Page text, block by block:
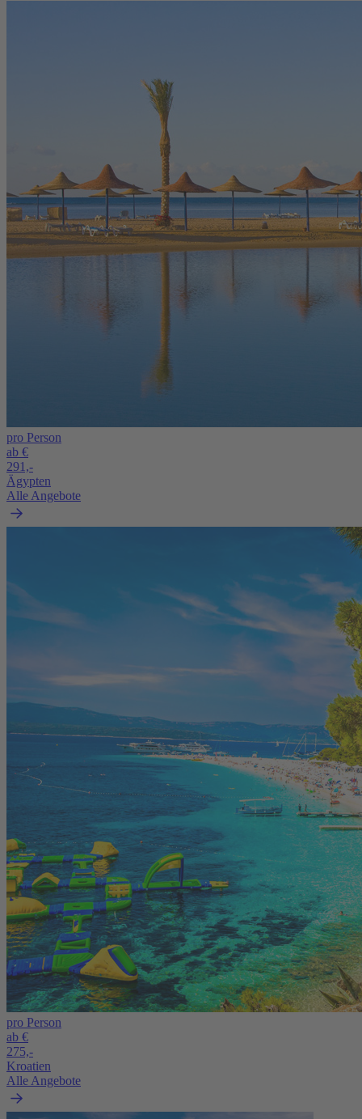
pro Person
ab €
291,-
Ägypten
Alle Angebote
pro Person
ab €
275,-
Kroatien
Alle Angebote